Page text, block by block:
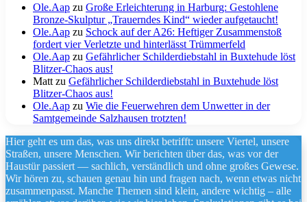
Ole.Aap zu Große Erleichterung in Harburg: Gestohlene
Bronze-Skulptur „Trauerndes Kind“ wieder aufgetaucht!
Ole.Aap zu Schock auf der A26: Heftiger Zusammenstoß
fordert vier Verletzte und hinterlässt Trümmerfeld
Ole.Aap zu Gefährlicher Schilderdiebstahl in Buxtehude löst
Blitzer-Chaos aus!
Matt zu Gefährlicher Schilderdiebstahl in Buxtehude löst
Blitzer-Chaos aus!
Ole.Aap zu Wie die Feuerwehren dem Unwetter in der
Samtgemeinde Salzhausen trotzten!
Hier geht es um das, was uns direkt betrifft: unsere Viertel, unsere
Straßen, unsere Menschen. Wir berichten über das, was vor der
Haustür passiert — sachlich, verständlich und ohne großes Gewese.
Wir hören zu, schauen genau hin und fragen nach, wenn etwas nicht
zusammenpasst. Manche Themen sind klein, andere wichtig – alle